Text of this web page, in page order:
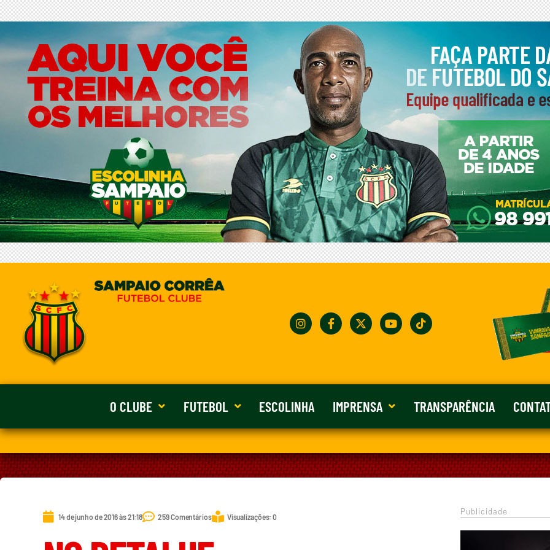
O CLUBE FUTEBOL ESCOLINHA IMPRENSA TRANSPARÊNCIA
14 de junho de 2016 às 21:18 259 Comentários Visualizações: 0
Publicidade